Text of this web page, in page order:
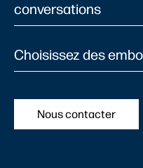
conversations
Choisissez des
Nous contacter